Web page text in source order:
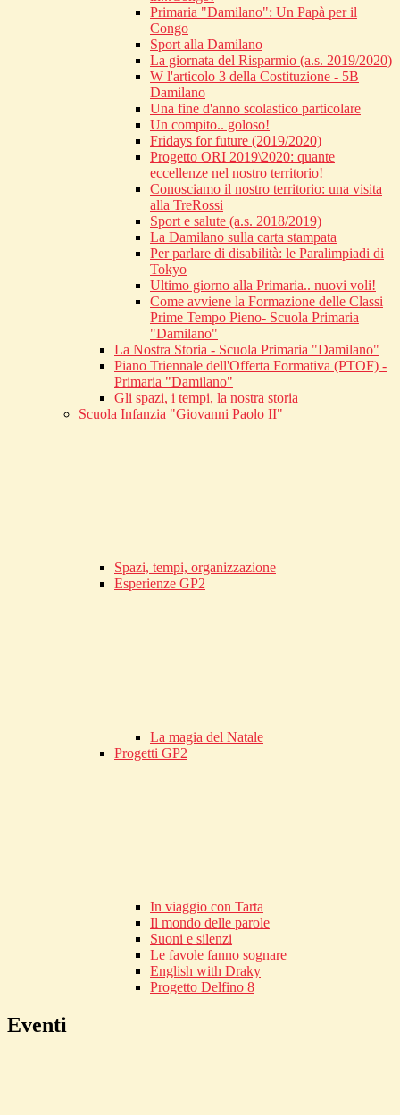
Primaria "Damilano": Un Papà per il
Congo
Sport alla Damilano
La giornata del Risparmio (a.s. 2019/2020)
W l'articolo 3 della Costituzione - 5B
Damilano
Una fine d'anno scolastico particolare
Un compito.. goloso!
Fridays for future (2019/2020)
Progetto ORI 2019\2020: quante
eccellenze nel nostro territorio!
Conosciamo il nostro territorio: una visita
alla TreRossi
Sport e salute (a.s. 2018/2019)
La Damilano sulla carta stampata
Per parlare di disabilità: le Paralimpiadi di
Tokyo
Ultimo giorno alla Primaria.. nuovi voli!
Come avviene la Formazione delle Classi
Prime Tempo Pieno- Scuola Primaria
"Damilano"
La Nostra Storia - Scuola Primaria "Damilano"
Piano Triennale dell'Offerta Formativa (PTOF) -
Primaria "Damilano"
Gli spazi, i tempi, la nostra storia
Scuola Infanzia "Giovanni Paolo II"
Spazi, tempi, organizzazione
Esperienze GP2
La magia del Natale
Progetti GP2
In viaggio con Tarta
Il mondo delle parole
Suoni e silenzi
Le favole fanno sognare
English with Draky
Progetto Delfino 8
Eventi